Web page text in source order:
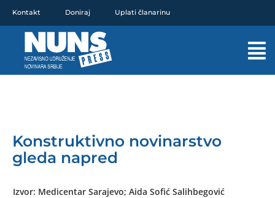
sadržaj
Kontakt Doniraj Uplati članarinu
Konstruktivno novinarstvo
gleda napred
Izvor: Medicentar Sarajevo; Aida Sofić Salihbegović